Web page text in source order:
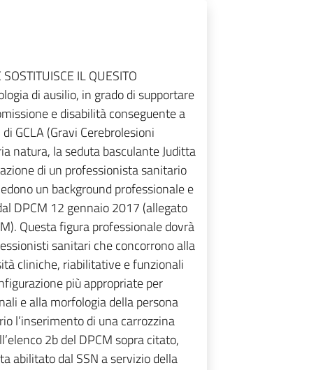
IL QUESITO
di ausilio, in grado di supportare
e disabilità conseguente a
GCLA (Gravi Cerebrolesioni
natura, la seduta basculante Juditta
di un professionista sanitario
un background professionale e
DPCM 12 gennaio 2017 (allegato
Questa figura professionale dovrà
sanitari che concorrono alla
cliniche, riabilitative e funzionali
più appropriate per
e alla morfologia della persona
l’inserimento di una carrozzina
2b del DPCM sopra citato,
abilitato dal SSN a servizio della